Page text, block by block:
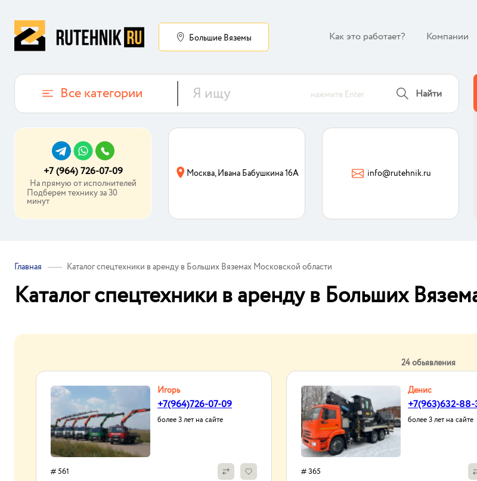
Большие Вяземы Как это работает? Компании
Все категории нажмите Enter Найти
+7 (964) 726-07-09
На прямую от исполнителей
Подберем технику за 30
минут
Москва, Ивана Бабушкина 16А info@rutehnik.ru
Главная Каталог спецтехники в аренду в Больших Вяземах Московской области
Каталог спецтехники в аренду в Больших
24 обьявления
Игорь
+7(964)726-07-09
более 3 лет на сайте
# 561
Денис
+7(963)632-
более 3 лет на сайте
# 365